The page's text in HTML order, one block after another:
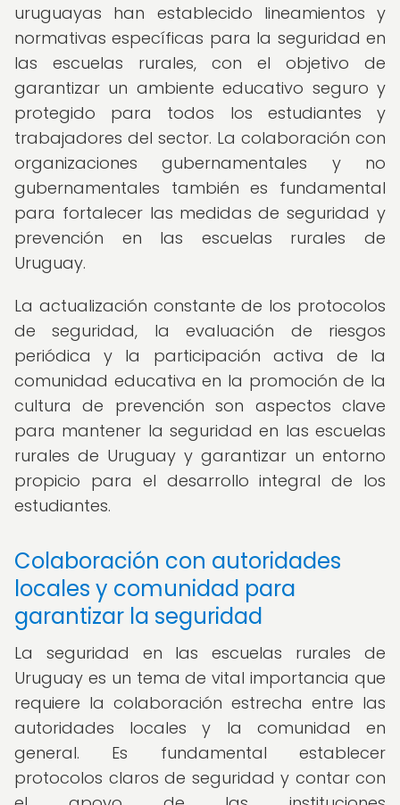
uruguayas han establecido lineamientos y
normativas específicas para la seguridad en
las escuelas rurales, con el objetivo de
garantizar un ambiente educativo seguro y
protegido para todos los estudiantes y
trabajadores del sector. La colaboración con
organizaciones gubernamentales y no
gubernamentales también es fundamental
para fortalecer las medidas de seguridad y
prevención en las escuelas rurales de
Uruguay.
La actualización constante de los protocolos
de seguridad, la evaluación de riesgos
periódica y la participación activa de la
comunidad educativa en la promoción de la
cultura de prevención son aspectos clave
para mantener la seguridad en las escuelas
rurales de Uruguay y garantizar un entorno
propicio para el desarrollo integral de los
estudiantes.
Colaboración con autoridades
locales y comunidad para
garantizar la seguridad
La seguridad en las escuelas rurales de
Uruguay es un tema de vital importancia que
requiere la colaboración estrecha entre las
autoridades locales y la comunidad en
general. Es fundamental establecer
protocolos claros de seguridad y contar con